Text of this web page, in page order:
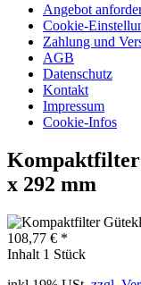
Angebot
Cookie-
Zahlung und
AGB
Datenschutz
Kontakt
Impressum
Cookie-Infos
Kompaktfilter
x 292 mm
108,77 € *
Inhalt 1 Stück